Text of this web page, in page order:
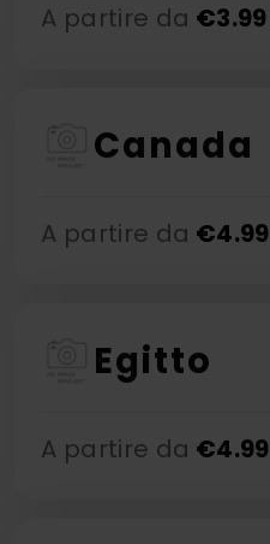
A partire da €3.99
Canada
A partire da €4.99
Egitto
A partire da €4.99